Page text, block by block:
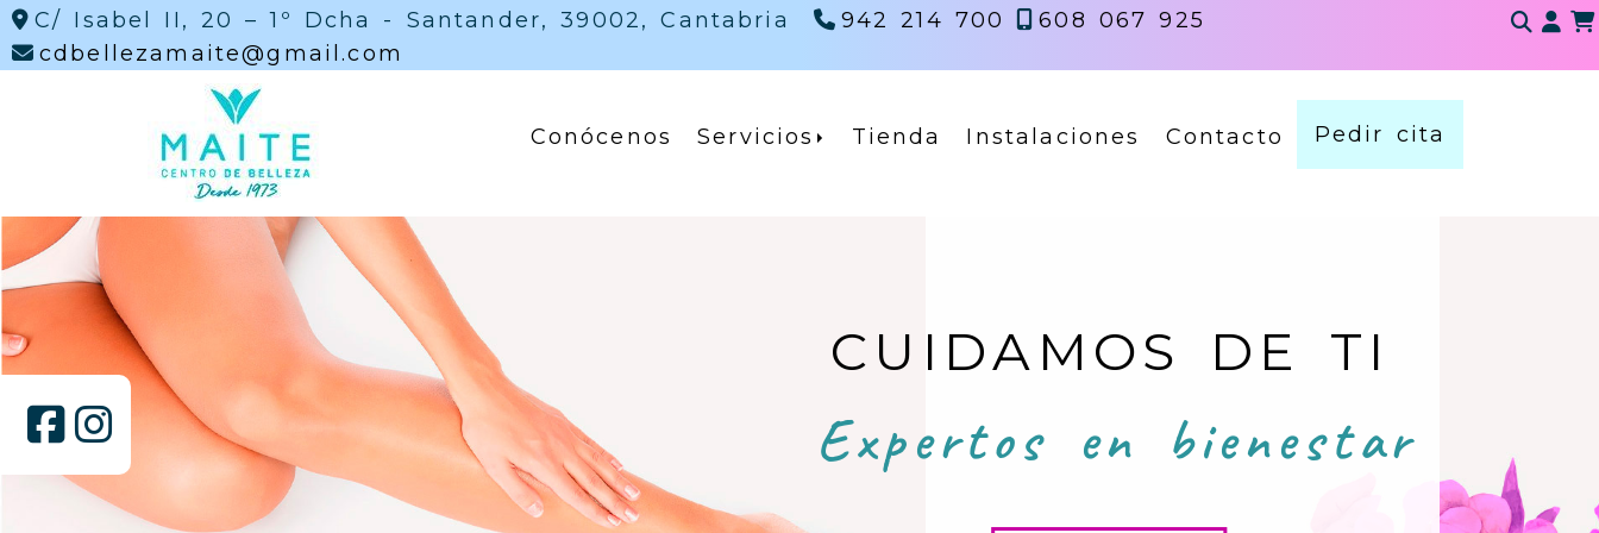
C/ Isabel II, 20 – 1º Dcha - Santander,39002,Cantabria 942 214 700
608 067 925
cdbellezamaite
gmail.com
Conócenos Servicios Tienda Instalaciones Contacto Pedir cita
CUIDAMOS DE TI
Expertos en bienestar